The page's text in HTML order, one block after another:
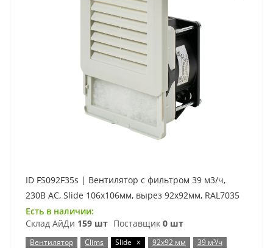
ID FS092F35s | Вентилятор с фильтром 39 м3/ч,
230В AC, Slide 106х106мм, вырез 92x92мм, RAL7035
Есть в наличии:
Склад АйДи 159 шт Поставщик 0 шт
Вентилятор Clims Slide x 92х92 мм
39 м³/ч